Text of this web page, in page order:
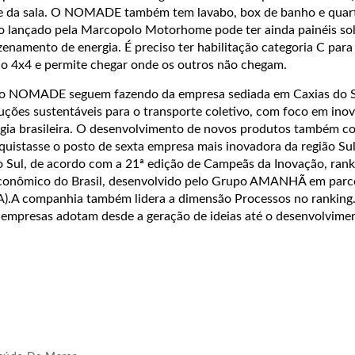
da sala. O NOMADE também tem lavabo, box de banho e
lançado pela Marcopolo Motorhome pode ter ainda painéis
de energia. É preciso ter habilitação categoria C
4x4 e permite chegar onde os outros não chegam.
NOMADE seguem fazendo da empresa sediada em Caxias do
sustentáveis para o transporte coletivo, com foco em
brasileira. O desenvolvimento de novos produtos também
o posto de sexta empresa mais inovadora da região
de acordo com a 21ª edição de Campeãs da Inovação,
do Brasil, desenvolvido pelo Grupo AMANHÃ em
companhia também lidera a dimensão Processos no
adotam desde a geração de ideias até o